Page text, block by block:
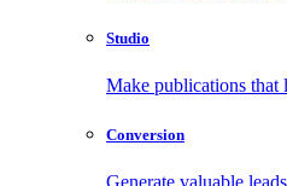
Studio
Make publications that
Conversion